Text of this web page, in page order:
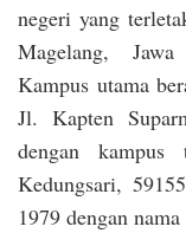
negeri yang
Magelang, Jawa
Kampus utama
Jl. Kapten
dengan
Kedungsari,
1979 dengan